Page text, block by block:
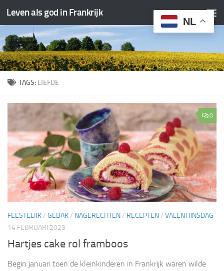
Doorgaan naar inhoud
Leven als god in Frankrijk
TAGS: LIEFDE
0
FEESTELIJK/ GEBAK/ NAGERECHTEN/ RECEPTEN/ VALENTIJNSDAG
14 FEBRUARI 2023
Hartjes cake rol framboos
Begin januari toen de kleinkinderen in Frankrijk waren wilde
NL